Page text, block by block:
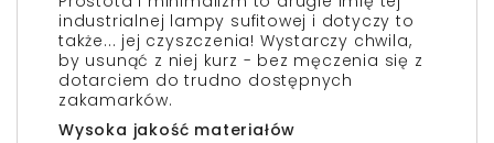
industrialnej lampy sufitowej i dotyczy to
także... jej czyszczenia! Wystarczy chwila,
by usunąć z niej kurz - bez męczenia się z
dotarciem do trudno dostępnych
zakamarków.
Wysoka jakość materiałów